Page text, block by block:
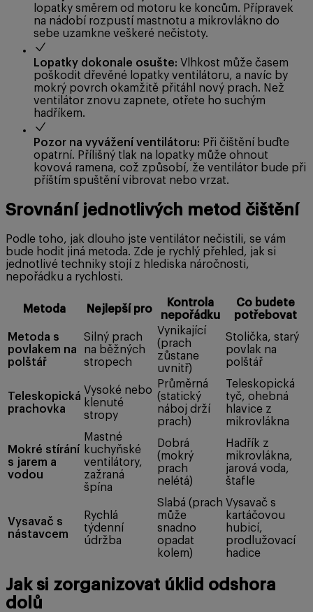
lopatky směrem od motoru ke koncům. Přípravek
na nádobí rozpustí mastnotu a mikrovlákno do
sebe uzamkne veškeré nečistoty.
Lopatky dokonale osušte: Vlhkost může časem
poškodit dřevěné lopatky ventilátoru, a navíc by
mokrý povrch okamžitě přitáhl nový prach. Než
ventilátor znovu zapnete, otřete ho suchým
hadříkem.
Pozor na vyvážení ventilátoru: Při čištění buďte
opatrní. Přílišný tlak na lopatky může ohnout
kovová ramena, což způsobí, že ventilátor bude při
příštím spuštění vibrovat nebo vrzat.
Srovnání jednotlivých metod čištění
Podle toho, jak dlouho jste ventilátor nečistili, se vám
bude hodit jiná metoda. Zde je rychlý přehled, jak si
jednotlivé techniky stojí z hlediska náročnosti,
nepořádku a rychlosti.
Metoda Nejlepší pro
Kontrola
nepořádku
Co budete
potřebovat
Metoda s
povlakem na
polštář
Silný prach
na běžných
stropech
Vynikající
(prach
zůstane
uvnitř)
Stolička, starý
povlak na
polštář
Teleskopická
prachovka
Vysoké nebo
klenuté
stropy
Průměrná
(statický
náboj drží
prach)
Teleskopická
tyč, ohebná
hlavice z
mikrovlákna
Mokré stírání
s jarem a
vodou
Mastné
kuchyňské
ventilátory,
zažraná
špína
Dobrá
(mokrý
prach
nelétá)
Hadřík z
mikrovlákna,
jarová voda,
štafle
Vysavač s
nástavcem
Rychlá
týdenní
údržba
Slabá (prach
může
snadno
opadat
kolem)
Vysavač s
kartáčovou
hubicí,
prodlužovací
hadice
Jak si zorganizovat úklid odshora
dolů